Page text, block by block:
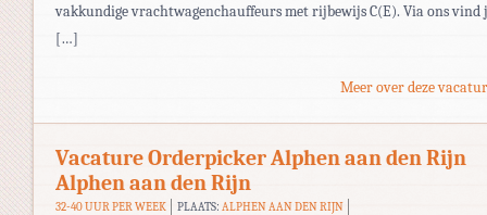
vakkundige vrachtwagenchauffeurs met rijbewijs C(E). Via ons vind
[…]
Meer over deze
Vacature Orderpicker Alphen aan den Rijn
Alphen aan den Rijn
32-40 UUR PER WEEK PLAATS: ALPHEN AAN DEN RIJN